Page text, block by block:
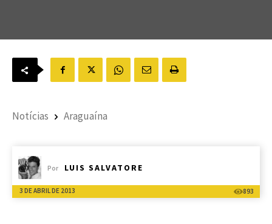
Notícias Araguaína
Por LUIS SALVATORE
3 DE ABRIL DE 2013 893